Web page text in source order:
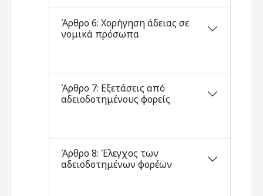
Άρθρο 6: Χορήγηση άδειας σε
νομικά πρόσωπα
Άρθρο 7: Εξετάσεις από
αδειοδοτημένους φορείς
Άρθρο 8: Έλεγχος των
αδειοδοτημένων φορέων